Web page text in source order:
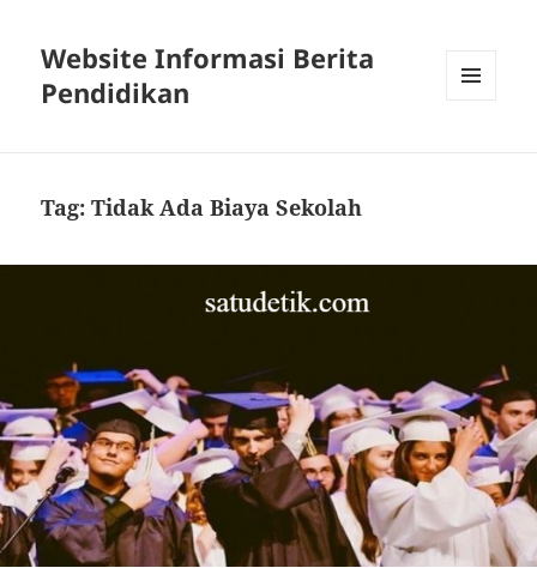
Website Informasi Berita
Pendidikan
Tag:Tidak Ada Biaya Sekolah